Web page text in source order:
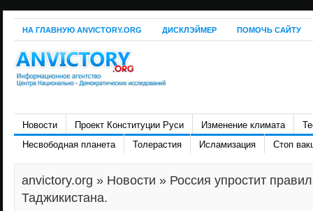
НА ГЛАВНУЮ ANVICTORY.ORG ДИСКЛЭЙМЕР ПОМОЧЬ САЙТУ
Новости Проект Конституции Руси Изменение климата
Несвободная планета
Толерастия Исламизация Стоп
anvictory.org » Новости » Россия упростит
Таджикистана.